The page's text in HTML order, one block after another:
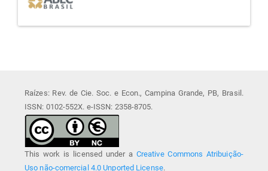
Raízes: Rev. de Cie. Soc. e Econ., Campina Grande, PB, Brasil.
ISSN: 0102-552X. e-ISSN: 2358-8705.
This work is licensed under a Creative Commons Atribuição-
Uso não-comercial 4.0 Unported License.